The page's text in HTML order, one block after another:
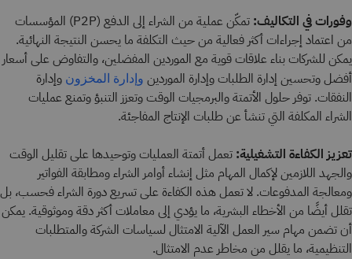
وفورات في التكاليف:
تمكّن عملية من الشراء إلى الدفع (P2P) المؤسسات
من اعتماد إجراءات أكثر فعالية من حيث التكلفة ما يحسن النتيجة النهائية.
يمكن للشركات بناء علاقات قوية مع الموردين المفضلين، والتفاوض على أسعار
أفضل وتحسين إدارة الطلبات وإدارة الموردين وإدارة المخزون وإدارة
النفقات. توفر حلول الأتمتة والبرمجيات الوقت وتعزز التنبؤ وتمنع عمليات
الشراء المكلفة التي تنشأ عن طلبات الإنتاج المفاجئة.
تعزيز الكفاءة التشغيلية: تعمل أتمتة العمليات وتوحيدها على تقليل الوقت
والجهد اللازمين لإكمال المهام مثل إنشاء أوامر الشراء ومطابقة الفواتير
ومعالجة المدفوعات. لا تعمل هذه الكفاءة على تسريع دورة الشراء فحسب، بل
تقلل أيضًا من الأخطاء البشرية، ما يؤدي إلى معاملات أكثر دقة وموثوقية. يمكن
أن تضمن مهام سير العمل الآلية الامتثال لسياسات الشركة والمتطلبات
التنظيمية، ما يقلل من مخاطر عدم الامتثال.